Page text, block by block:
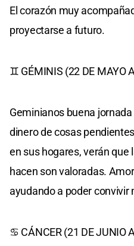
El corazón muy
proyectarse a futuro.
♊ GÉMINIS (22 DE MAYO
Geminianos buena
dinero de cosas
en sus hogares, verán
hacen son valoradas.
ayudando a poder convivir
♋ CÁNCER (21 DE JUNIO